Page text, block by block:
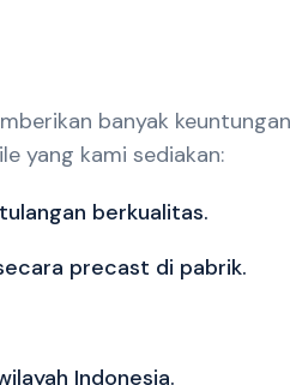
banyak
yang kami sediakan:
berkualitas.
precast di pabrik.
Indonesia.